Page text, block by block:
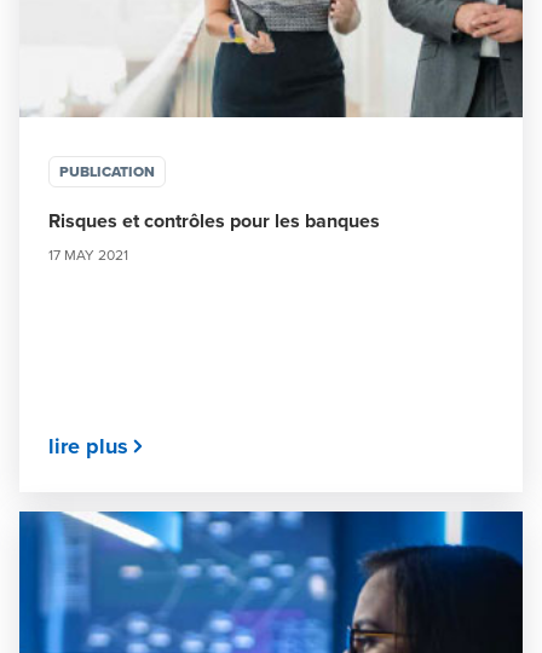
PUBLICATION
Risques et contrôles pour les banques
17 MAY 2021
lire plus